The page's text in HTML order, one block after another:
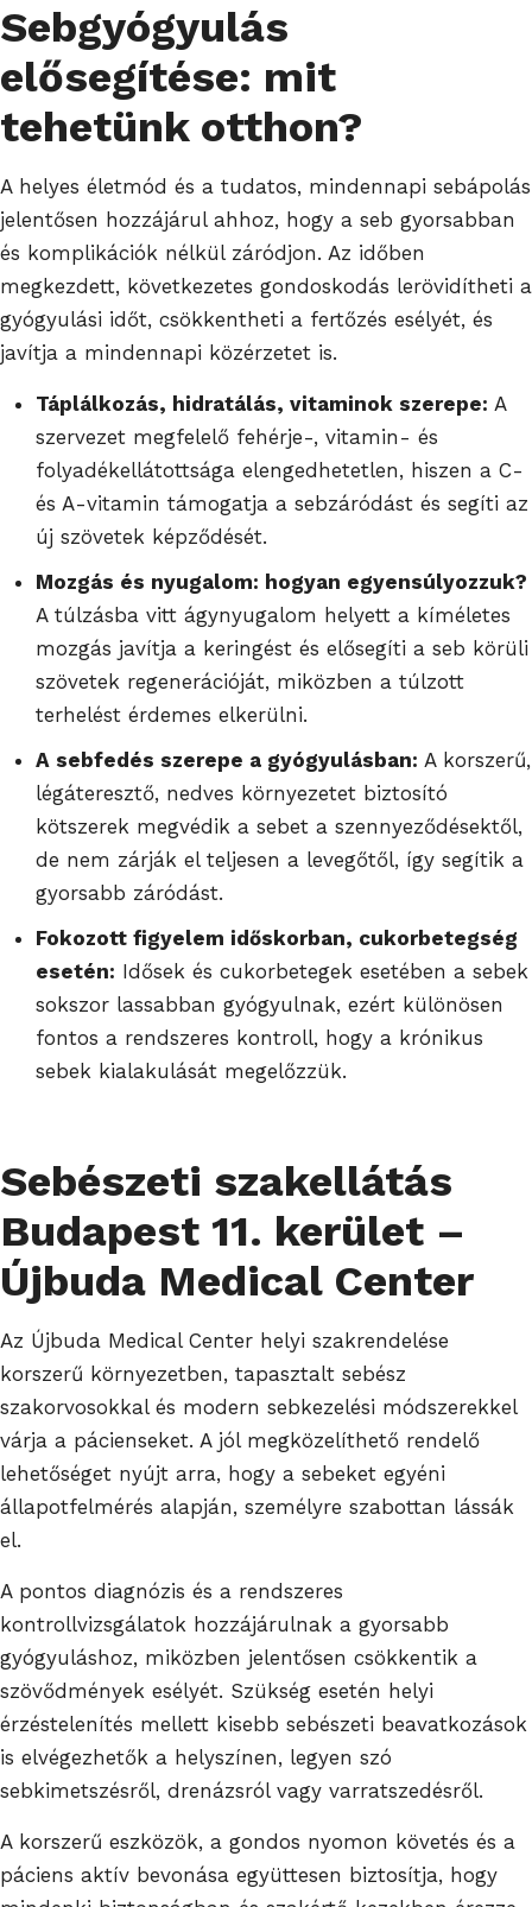
Sebgyógyulás
elősegítése: mit
tehetünk otthon?
A helyes életmód és a tudatos, mindennapi sebápolás
jelentősen hozzájárul ahhoz, hogy a seb gyorsabban
és komplikációk nélkül záródjon. Az időben
megkezdett, következetes gondoskodás lerövidítheti a
gyógyulási időt, csökkentheti a fertőzés esélyét, és
javítja a mindennapi közérzetet is.
Táplálkozás, hidratálás, vitaminok szerepe: A
szervezet megfelelő fehérje-, vitamin- és
folyadékellátottsága elengedhetetlen, hiszen a C-
és A-vitamin támogatja a sebzáródást és segíti az
új szövetek képződését.
Mozgás és nyugalom: hogyan egyensúlyozzuk?
A túlzásba vitt ágynyugalom helyett a kíméletes
mozgás javítja a keringést és elősegíti a seb körüli
szövetek regenerációját, miközben a túlzott
terhelést érdemes elkerülni.
A sebfedés szerepe a gyógyulásban: A korszerű,
légáteresztő, nedves környezetet biztosító
kötszerek megvédik a sebet a szennyeződésektől,
de nem zárják el teljesen a levegőtől, így segítik a
gyorsabb záródást.
Fokozott figyelem időskorban, cukorbetegség
esetén: Idősek és cukorbetegek esetében a sebek
sokszor lassabban gyógyulnak, ezért különösen
fontos a rendszeres kontroll, hogy a krónikus
sebek kialakulását megelőzzük.
Sebészeti szakellátás
Budapest 11. kerület –
Újbuda Medical Center
Az Újbuda Medical Center helyi szakrendelése
korszerű környezetben, tapasztalt sebész
szakorvosokkal és modern sebkezelési módszerekkel
várja a pácienseket. A jól megközelíthető rendelő
lehetőséget nyújt arra, hogy a sebeket egyéni
állapotfelmérés alapján, személyre szabottan lássák
el.
A pontos diagnózis és a rendszeres
kontrollvizsgálatok hozzájárulnak a gyorsabb
gyógyuláshoz, miközben jelentősen csökkentik a
szövődmények esélyét. Szükség esetén helyi
érzéstelenítés mellett kisebb sebészeti beavatkozások
is elvégezhetők a helyszínen, legyen szó
sebkimetszésről, drenázsról vagy varratszedésről.
A korszerű eszközök, a gondos nyomon követés és a
páciens aktív bevonása együttesen biztosítja, hogy